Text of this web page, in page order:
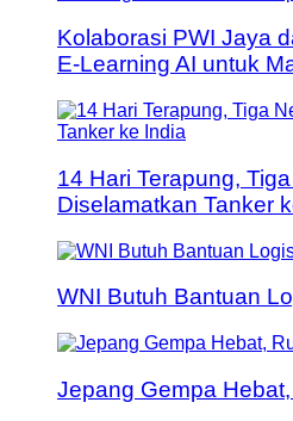
Kolaborasi PWI Jaya
E-Learning AI untuk
14 Hari Terapung,
Diselamatkan Tanker
WNI Butuh Bantuan
Jepang Gempa